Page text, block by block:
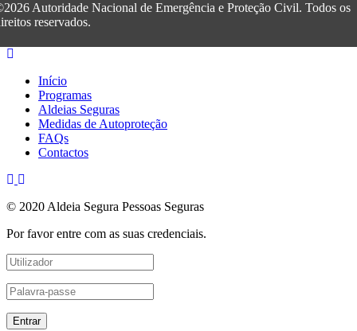
Autoridade Nacional de Emergência e Proteção Civil. Todos os
reservados.
Início
Programas
Aldeias Seguras
Medidas de Autoproteção
FAQs
Contactos
© 2020 Aldeia Segura Pessoas Seguras
Por favor entre com as suas credenciais.